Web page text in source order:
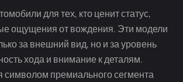
для тех, кто ценит статус,
ощущения от вождения. Эти модели
за внешний вид, но и за уровень
хода и внимание к деталям.
символом премиального сегмента